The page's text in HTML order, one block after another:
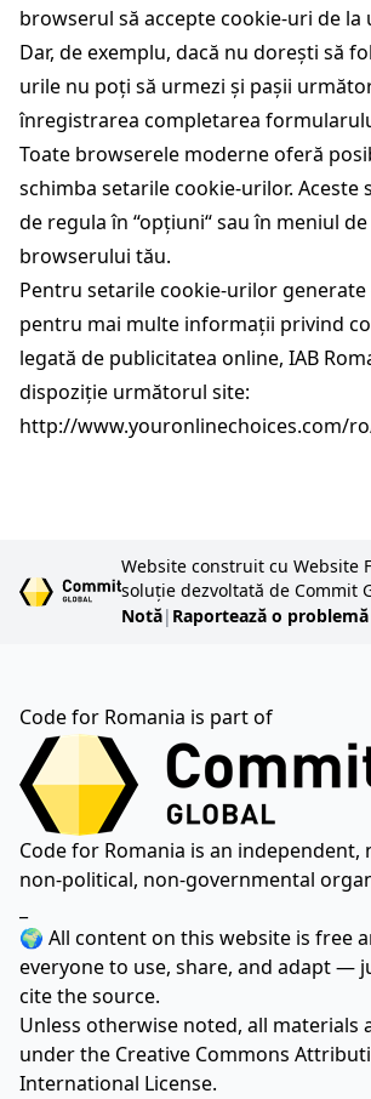
browserul să accepte cookie-uri de la
Dar, de exemplu, dacă nu dorești să
urile nu poți să urmezi și pașii
înregistrarea completarea
Toate browserele moderne oferă
schimba setarile cookie-urilor. Aceste
de regula în “opțiuni“ sau în meniul
browserului tău.
Pentru setarile cookie-urilor generate
pentru mai multe informații privind
legată de publicitatea online, IAB
dispoziție următorul site:
http://www.youronlinechoices.com/
Website construit cu Website
soluție dezvoltată de Commit
Notă| Raportează o problemă
Code for Romania is part of
Code for Romania is an independent,
non-political, non-governmental
🌍 All content on this website is free
everyone to use, share, and adapt —
cite the source.
Unless otherwise noted, all materials
under the Creative Commons
International License.